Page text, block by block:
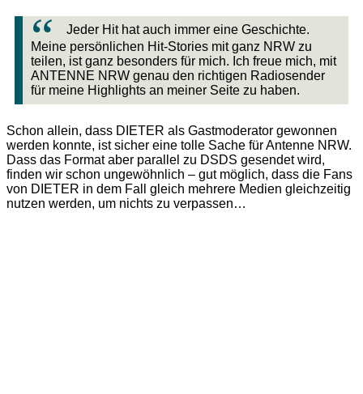
Jeder Hit hat auch immer eine Geschichte.
Meine persönlichen Hit-Stories mit ganz NRW zu
teilen, ist ganz besonders für mich. Ich freue mich, mit
ANTENNE NRW genau den richtigen Radiosender
für meine Highlights an meiner Seite zu haben.
Schon allein, dass DIETER als Gastmoderator gewonnen
werden konnte, ist sicher eine tolle Sache für Antenne NRW.
Dass das Format aber parallel zu DSDS gesendet wird,
finden wir schon ungewöhnlich – gut möglich, dass die Fans
von DIETER in dem Fall gleich mehrere Medien gleichzeitig
nutzen werden, um nichts zu verpassen…